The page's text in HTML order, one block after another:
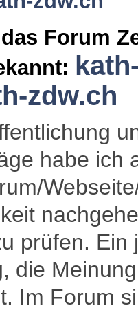
Forum
zdw.ch
habe ich
prüfen.
die
Im Forum